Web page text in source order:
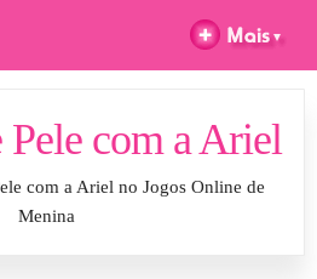
com a Ariel
com a Ariel no Jogos Online de
Menina